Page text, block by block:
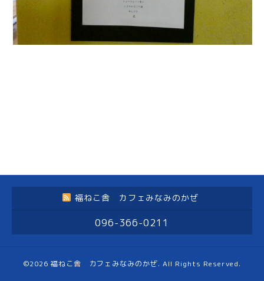
福ねこ舎 カフェみなみのかぜ
096-366-0211
©2026 福ねこ舎 カフェみなみのかぜ. All Rights Reserved.